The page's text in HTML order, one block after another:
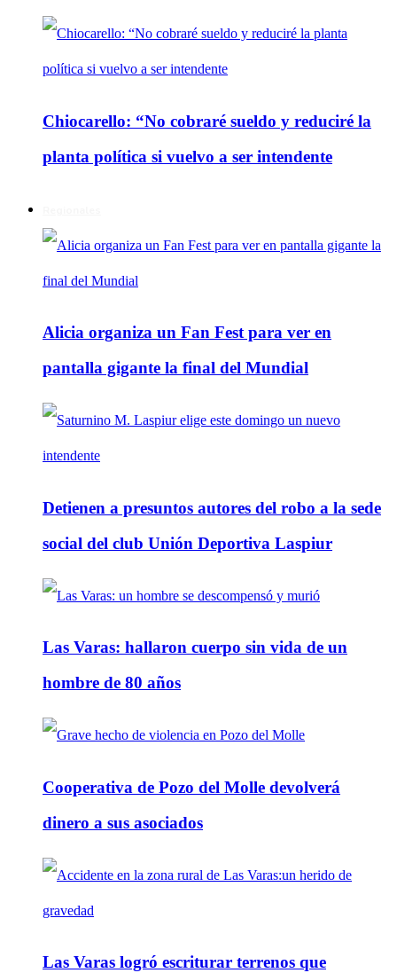
Chiocarello: “No cobraré sueldo y reduciré la
planta política si vuelvo a ser intendente
Alicia organiza un Fan Fest para ver en
pantalla gigante la final del Mundial
Detienen a presuntos autores del robo a la sede
social del club Unión Deportiva Laspiur
Las Varas: hallaron cuerpo sin vida de un
hombre de 80 años
Cooperativa de Pozo del Molle devolverá
dinero a sus asociados
Las Varas logró escriturar terrenos que